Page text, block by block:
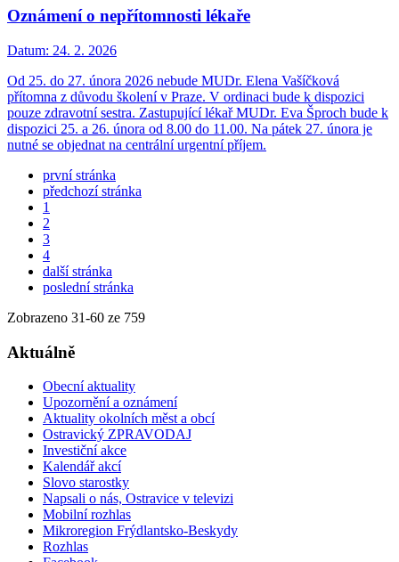
Oznámení o nepřítomnosti lékaře
Datum: 24. 2. 2026
Od 25. do 27. února 2026 nebude MUDr. Elena Vašíčková
přítomna z důvodu školení v Praze. V ordinaci bude k dispozici
pouze zdravotní sestra. Zastupující lékař MUDr. Eva Šproch bude k
dispozici 25. a 26. února od 8.00 do 11.00. Na pátek 27. února je
nutné se objednat na centrální urgentní příjem.
první stránka
předchozí stránka
1
2
3
4
další stránka
poslední stránka
Zobrazeno 31-60 ze 759
Aktuálně
Obecní aktuality
Upozornění a oznámení
Aktuality okolních měst a obcí
Ostravický ZPRAVODAJ
Investiční akce
Kalendář akcí
Slovo starostky
Napsali o nás, Ostravice v televizi
Mobilní rozhlas
Mikroregion Frýdlantsko-Beskydy
Rozhlas